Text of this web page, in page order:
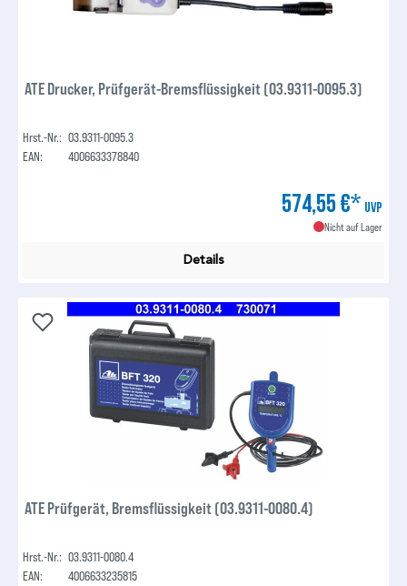
ATE Drucker, Prüfgerät-Bremsflüssigkeit (03.9311-0095.3)
Hrst.-Nr.: 03.9311-0095.3
EAN:
4006633378840
574,55 €* UVP
Nicht auf Lager
Details
ATE Prüfgerät, Bremsflüssigkeit (03.9311-0080.4)
Hrst.-Nr.: 03.9311-0080.4
EAN:
4006633235815